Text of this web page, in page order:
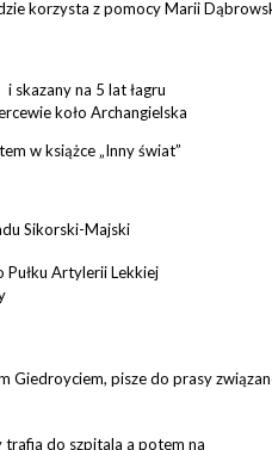
korzysta z pomocy Marii
skazany na 5 lat łagru
koło Archangielska
w książce „Inny świat”
Sikorski-Majski
Artylerii Lekkiej
Giedroyciem, pisze do prasy
trafia do szpitala a potem na